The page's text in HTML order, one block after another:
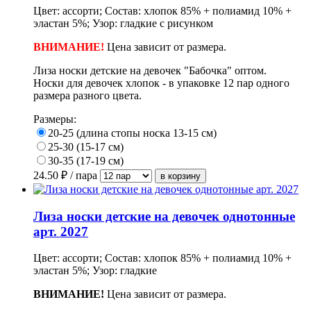
Цвет: ассорти; Состав: хлопок 85% + полиамид 10% +
эластан 5%; Узор: гладкие с рисунком
ВНИМАНИЕ! Цена зависит от размера.
Лиза носки детские на девочек "Бабочка" оптом.
Носки для девочек хлопок - в упаковке 12 пар одного
размера разного цвета.
Размеры:
20-25 (длина стопы носка 13-15 см)
25-30 (15-17 см)
30-35 (17-19 см)
24.50 ₽ / пара
Лиза носки детские на девочек однотонные
арт. 2027
Цвет: ассорти; Состав: хлопок 85% + полиамид 10% +
эластан 5%; Узор: гладкие
ВНИМАНИЕ! Цена зависит от размера.